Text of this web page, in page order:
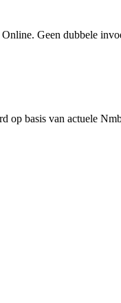
Geen dubbele
basis van actuele